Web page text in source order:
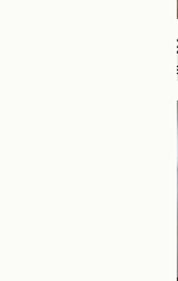
Gîte Grain
Lodgings and